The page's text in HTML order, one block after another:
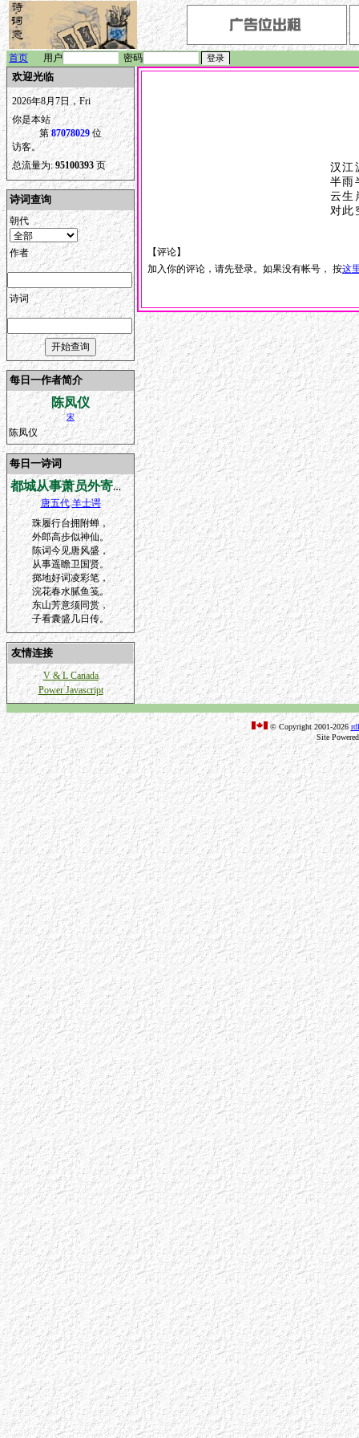
首页 用户 密码
欢迎光临
2026年8月7日，Fri
你是本站
第87078029位
访客。
总流量为:95100393 页
诗词查询
朝代
作者
诗词
每日一作者简介
陈凤仪
宋
陈凤仪
每日一诗词
都城从事萧员外寄海梨花诗,尽绮丽至惠然远及
唐五代.羊士谔
珠履行台拥附蝉，
外郎高步似神仙。
陈词今见唐风盛，
从事遥瞻卫国贤。
掷地好词凌彩笔，
浣花春水腻鱼笺。
东山芳意须同赏，
子看囊盛几日传。
友情连接
V & L Canada
Power Javascript
汉江
半雨
云生
对此
【评论】
加入你的评论，请先登录。如果没有帐号， 按这
© Copyright 2001-2026
Site